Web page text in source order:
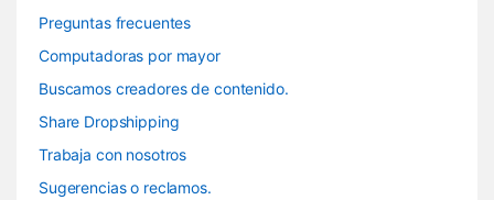
Preguntas frecuentes
Computadoras por mayor
Buscamos creadores de contenido.
Share Dropshipping
Trabaja con nosotros
Sugerencias o reclamos.